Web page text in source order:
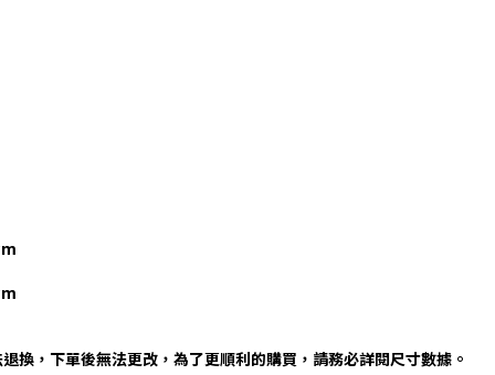
換，下單後無法更改，為了更順利的購買，請務必詳閱尺寸數據。